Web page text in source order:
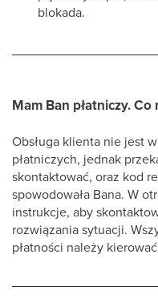
blokada.
Mam Ban płatniczy. Co
Obsługa klienta nie jest
płatniczych, jednak
skontaktować, oraz kod
spowodowała Bana. W
instrukcje, aby
rozwiązania sytuacji.
płatności należy